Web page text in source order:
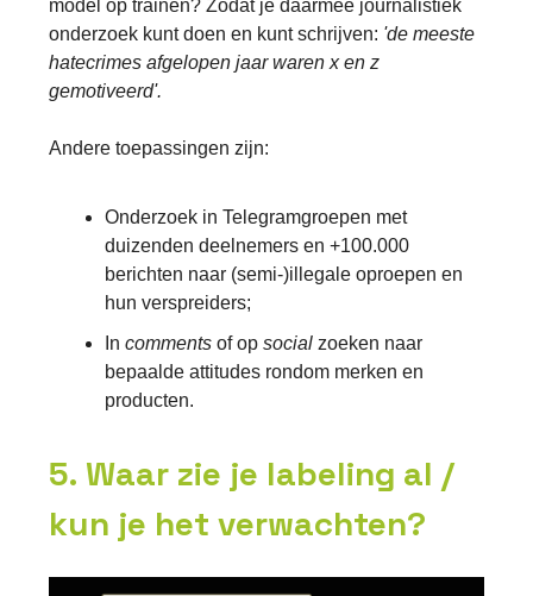
model op trainen? Zodat je daarmee journalistiek
onderzoek kunt doen en kunt schrijven: 'de meeste
hatecrimes afgelopen jaar waren x en z
gemotiveerd'.
Andere toepassingen zijn:
Onderzoek in Telegramgroepen met
duizenden deelnemers en +100.000
berichten naar (semi-)illegale oproepen en
hun verspreiders;
In comments of op social zoeken naar
bepaalde attitudes rondom merken en
producten.
5. Waar zie je labeling al /
kun je het verwachten?